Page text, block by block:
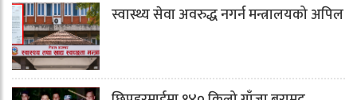
स्वास्थ्य सेवा अवरुद्ध नगर्न मन्त्रालयको अपिल